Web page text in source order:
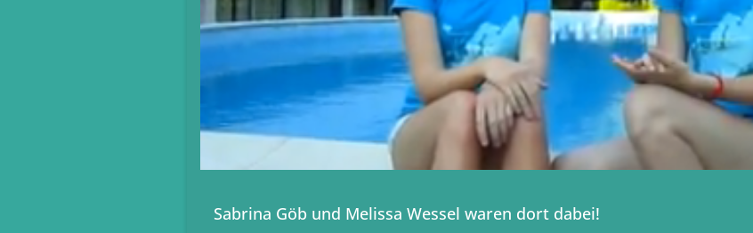
Sabrina Göb und Melissa Wessel waren dort dabei!